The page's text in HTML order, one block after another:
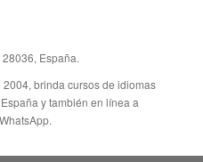
brinda cursos de idiomas
y también en línea a